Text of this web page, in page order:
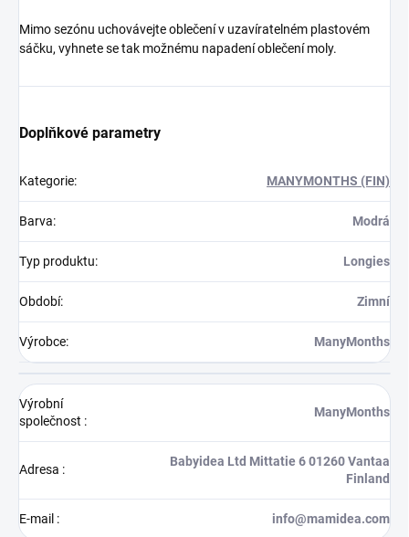
Mimo sezónu uchovávejte oblečení v uzavíratelném plastovém
sáčku, vyhnete se tak možnému napadení oblečení moly.
Doplňkové parametry
Kategorie: MANYMONTHS (FIN)
Barva: Modrá
Typ produktu: Longies
Období: Zimní
Výrobce: ManyMonths
Výrobní
společnost :
ManyMonths
Adresa :
Babyidea Ltd Mittatie 6 01260 Vantaa
Finland
E-mail : info@mamidea.com